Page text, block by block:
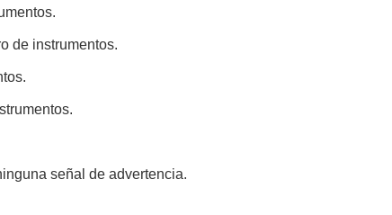
de instrumentos.
señal de advertencia.